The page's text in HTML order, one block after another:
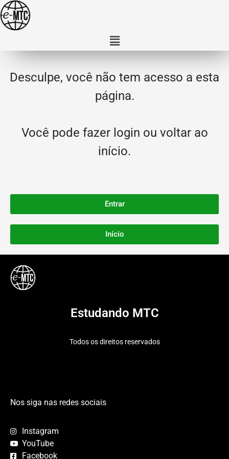
Desculpe, você não tem acesso a esta
página.
Você pode fazer login ou voltar ao
início.
Entrar
Início
Estudando MTC
Todos os direitos reservados
Nos siga nas redes sociais
Instagram
YouTube
Facebook